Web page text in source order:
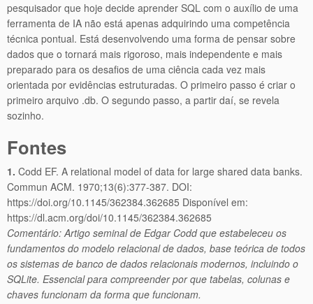
pesquisador que hoje decide aprender SQL com o auxílio de uma
ferramenta de IA não está apenas adquirindo uma competência
técnica pontual. Está desenvolvendo uma forma de pensar sobre
dados que o tornará mais rigoroso, mais independente e mais
preparado para os desafios de uma ciência cada vez mais
orientada por evidências estruturadas. O primeiro passo é criar o
primeiro arquivo .db. O segundo passo, a partir daí, se revela
sozinho.
Fontes
1. Codd EF. A relational model of data for large shared data banks.
Commun ACM. 1970;13(6):377-387. DOI:
https://doi.org/10.1145/362384.362685 Disponível em:
https://dl.acm.org/doi/10.1145/362384.362685
Comentário: Artigo seminal de Edgar Codd que estabeleceu os
fundamentos do modelo relacional de dados, base teórica de todos
os sistemas de banco de dados relacionais modernos, incluindo o
SQLite. Essencial para compreender por que tabelas, colunas e
chaves funcionam da forma que funcionam.